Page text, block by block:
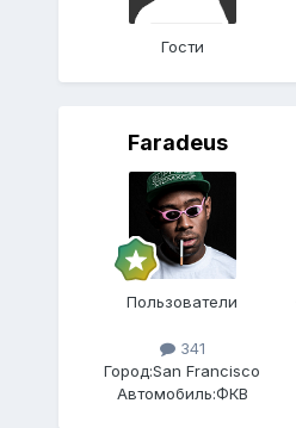
Гости
Faradeus
Пользователи
341
Город:San Francisco
Автомобиль:ФКВ